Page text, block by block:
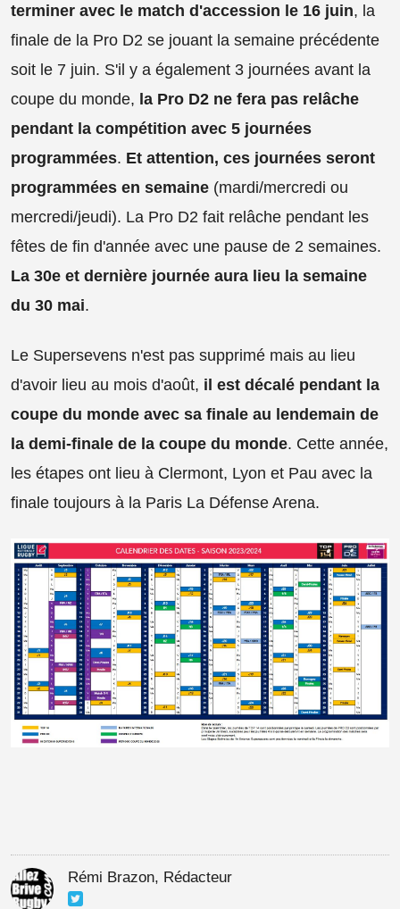
terminer avec le match d'accession le 16 juin, la
finale de la Pro D2 se jouant la semaine précédente
soit le 7 juin. S'il y a également 3 journées avant la
coupe du monde, la Pro D2 ne fera pas relâche
pendant la compétition avec 5 journées
programmées. Et attention, ces journées seront
programmées en semaine (mardi/mercredi ou
mercredi/jeudi). La Pro D2 fait relâche pendant les
fêtes de fin d'année avec une pause de 2 semaines.
La 30e et dernière journée aura lieu la semaine
du 30 mai.
Le Supersevens n'est pas supprimé mais au lieu
d'avoir lieu au mois d'août, il est décalé pendant la
coupe du monde avec sa finale au lendemain de
la demi-finale de la coupe du monde. Cette année,
les étapes ont lieu à Clermont, Lyon et Pau avec la
finale toujours à la Paris La Défense Arena.
Rémi Brazon, Rédacteur